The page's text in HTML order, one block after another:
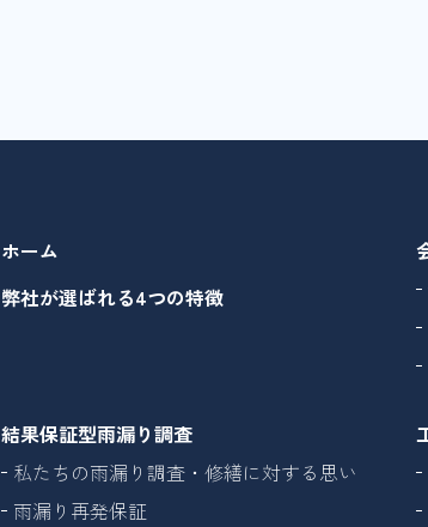
ホーム
弊社が選ばれる4つの特徴
結果保証型雨漏り調査
私たちの雨漏り調査・修繕に対する思い
雨漏り再発保証